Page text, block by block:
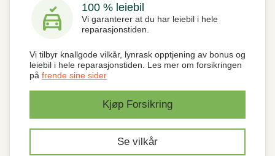
no_crash 100 % leiebil
Vi garanterer at du har leiebil i hele
reparasjonstiden.
Vi tilbyr knallgode vilkår, lynrask opptjening av bonus og
leiebil i hele reparasjonstiden. Les mer om forsikringen
på frende sine sider
Kjøp Forsikring
Se vilkår